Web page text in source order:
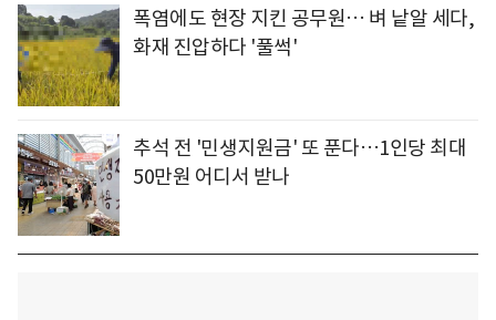
폭염에도 현장 지킨 공무원… 벼 낱알 세다,
화재 진압하다 '풀썩'
추석 전 '민생지원금' 또 푼다…1인당 최대
50만원 어디서 받나